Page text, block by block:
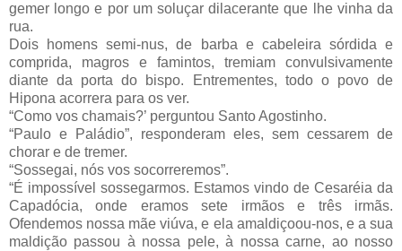
gemer longo e por um soluçar dilacerante que lhe vinha da
rua.
Dois homens semi-nus, de barba e cabeleira sórdida e
comprida, magros e famintos, tremiam convulsivamente
diante da porta do bispo. Entrementes, todo o povo de
Hipona acorrera para os ver.
“Como vos chamais?’ perguntou Santo Agostinho.
“Paulo e Paládio”, responderam eles, sem cessarem de
chorar e de tremer.
“Sossegai, nós vos socorreremos”.
“É impossível sossegarmos. Estamos vindo de Cesaréia da
Capadócia, onde eramos sete irmãos e três irmãs.
Ofendemos nossa mãe viúva, e ela amaldiçoou-nos, e a sua
maldição passou à nossa pele, à nossa carne, ao nosso